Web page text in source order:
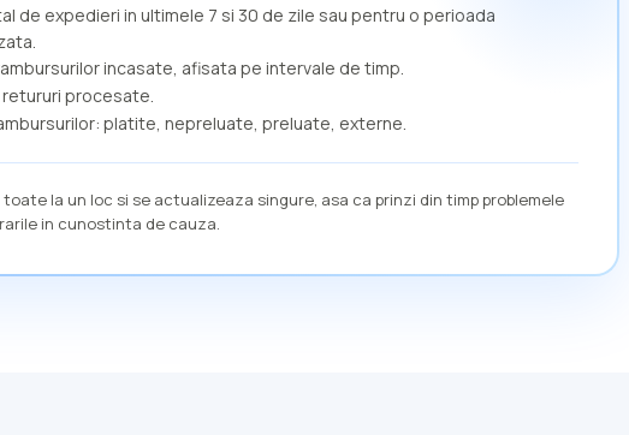
de expedieri in ultimele 7 si 30 de zile sau pentru o perioada
incasate, afisata pe intervale de timp.
retururi procesate.
platite, nepreluate, preluate, externe.
la un loc si se actualizeaza singure, asa ca prinzi din timp problemele
in cunostinta de cauza.